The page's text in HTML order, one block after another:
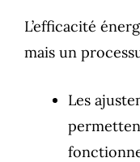
L’efficacité
mais un
Les